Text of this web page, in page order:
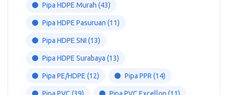
Pipa HDPE Murah (43)
Pipa HDPE Pasuruan (11)
Pipa HDPE SNI (13)
Pipa HDPE Surabaya (13)
Pipa PE/HDPE (12) Pipa PPR (14)
Pipa PVC (39) Pipa PVC Excellon (11)